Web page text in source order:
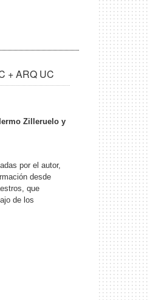
+ ARQ UC
Zilleruelo y
por el autor,
desde
que
de los